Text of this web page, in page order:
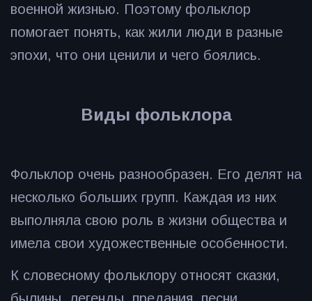
военной жизнью. Поэтому фольклор
помогает понять, как жили люди в разные
эпохи, что они ценили и чего боялись.
Виды фольклора
Фольклор очень разнообразен. Его делят на
несколько больших групп. Каждая из них
выполняла свою роль в жизни общества и
имела свои художественные особенности.
К словесному фольклору относят сказки,